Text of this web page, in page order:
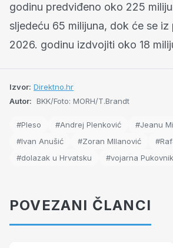
godinu predviđeno oko 225
sljedeću 65 milijuna, dok će se iz
2026. godinu izdvojiti oko 18
Izvor: Direktno.hr
Autor: BKK/Foto: MORH/T.Brandt
#Pleso #Andrej Plenković
#Jeanu
#Ivan Anušić
#Zoran MIlanović
#dolazak u Hrvatsku
#vojarna
POVEZANI ČLANCI